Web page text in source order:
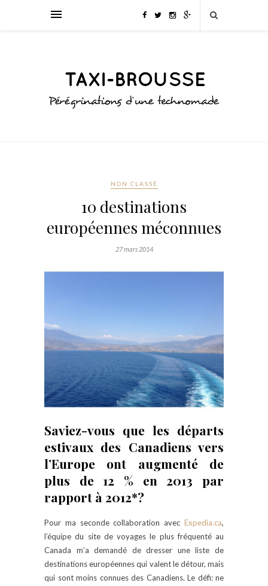
NON CLASSÉ
10 destinations
européennes méconnues
27 mars 2014
Saviez-vous que les départs
estivaux des Canadiens vers
l’Europe ont augmenté de
plus de 12 % en 2013 par
rapport à 2012*?
Pour ma seconde collaboration avec Expedia.ca,
l’équipe du site de voyages le plus fréquenté au
Canada m’a demandé de dresser une liste de
destinations européennes qui valent le détour, mais
qui sont moins connues des Canadiens. Le défi: ne